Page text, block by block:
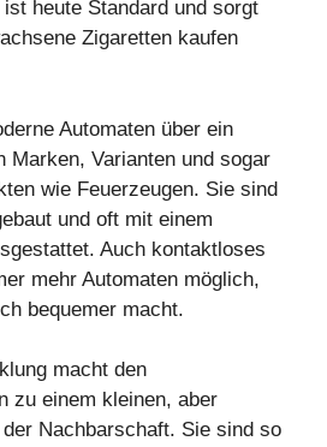
heute Standard und sorgt
Zigaretten kaufen
Automaten über ein
Marken, Varianten und sogar
wie Feuerzeugen. Sie sind
und oft mit einem
Auch kontaktloses
mehr Automaten möglich,
bequemer macht.
macht den
zu einem kleinen, aber
Nachbarschaft. Sie sind so